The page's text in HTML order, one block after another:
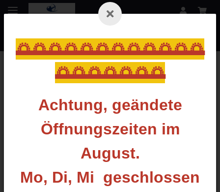
🌅🌅🌅🌅🌅🌅🌅🌅🌅🌅🌅🌅
🌅🌅🌅🌅🌅🌅🌅
Achtung, geändete
Öffnungszeiten im
August.
Mo, Di, Mi geschlossen
AAE - CAVALIER
Filter und Sortierung
Artikel 1 - 20 von 26